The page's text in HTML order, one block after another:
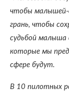
чтобы
грань, чтобы
судьбой малыша
которые мы
сфере будут.
В 10 пилотных